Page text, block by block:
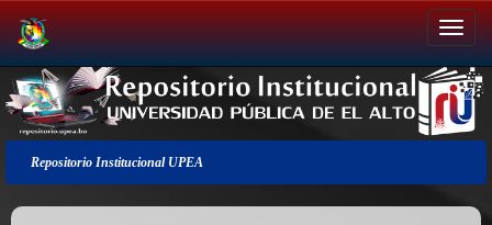
Salir
de
la
navegación
Repositorio Institucional UPEA